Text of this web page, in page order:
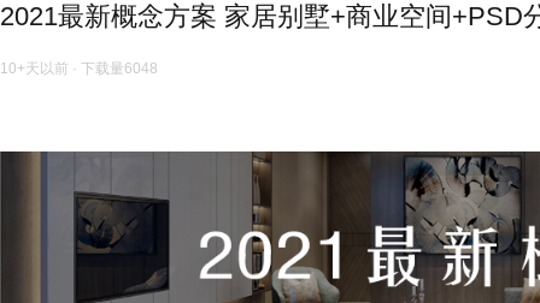
2021最新概念方案 家居别墅+商业空间+PSD
10+天以前 · 下载量6048